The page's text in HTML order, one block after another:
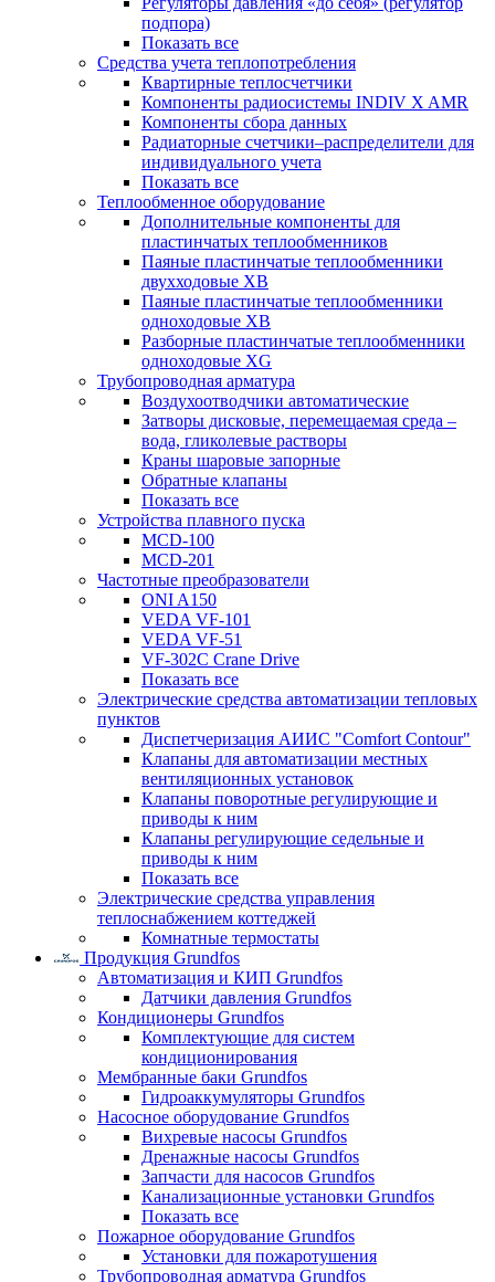
подпора)
Показать все
Средства учета теплопотребления
Квартирные теплосчетчики
Компоненты радиосистемы INDIV X AMR
Компоненты сбора данных
Радиаторные счетчики–распределители для
индивидуального учета
Показать все
Теплообменное оборудование
Дополнительные компоненты для
пластинчатых теплообменников
Паяные пластинчатые теплообменники
двухходовые XB
Паяные пластинчатые теплообменники
одноходовые ХВ
Разборные пластинчатые теплообменники
одноходовые ХG
Трубопроводная арматура
Воздухоотводчики автоматические
Затворы дисковые, перемещаемая среда –
вода, гликолевые растворы
Краны шаровые запорные
Обратные клапаны
Показать все
Устройства плавного пуска
MCD-100
MCD-201
Частотные преобразователи
ONI A150
VEDA VF-101
VEDA VF-51
VF-302C Crane Drive
Показать все
Электрические средства автоматизации тепловых
пунктов
Диспетчеризация АИИС "Comfort Contour"
Клапаны для автоматизации местных
вентиляционных установок
Клапаны поворотные регулирующие и
приводы к ним
Клапаны регулирующие седельные и
приводы к ним
Показать все
Электрические средства управления
теплоснабжением коттеджей
Комнатные термостаты
Продукция Grundfos
Автоматизация и КИП Grundfos
Датчики давления Grundfos
Кондиционеры Grundfos
Комплектующие для систем
кондиционирования
Мембранные баки Grundfos
Гидроаккумуляторы Grundfos
Насосное оборудование Grundfos
Вихревые насосы Grundfos
Дренажные насосы Grundfos
Запчасти для насосов Grundfos
Канализационные установки Grundfos
Показать все
Пожарное оборудование Grundfos
Установки для пожаротушения
Трубопроводная арматура Grundfos